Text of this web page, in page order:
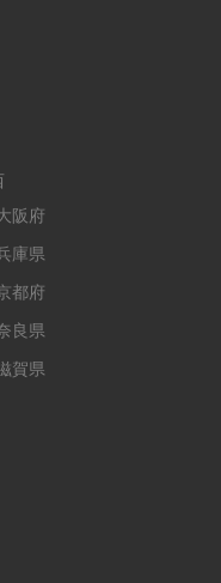
阪府
庫県
都府
良県
賀県